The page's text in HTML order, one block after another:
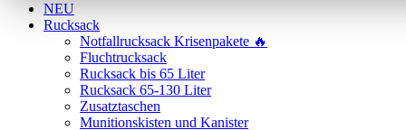
NEU
Rucksack
Notfallrucksack Krisenpakete 🔥
Fluchtrucksack
Rucksack bis 65 Liter
Rucksack 65-130 Liter
Zusatztaschen
Munitionskisten und Kanister